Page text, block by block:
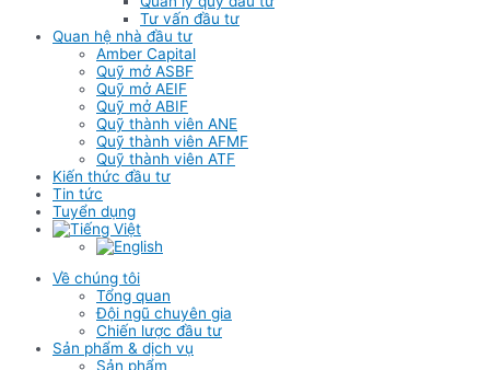
Tư vấn đầu tư
Quan hệ nhà đầu tư
Amber Capital
Quỹ mở ASBF
Quỹ mở AEIF
Quỹ mở ABIF
Quỹ thành viên ANE
Quỹ thành viên AFMF
Quỹ thành viên ATF
Kiến thức đầu tư
Tin tức
Tuyển dụng
Về chúng tôi
Tổng quan
Đội ngũ chuyên gia
Chiến lược đầu tư
Sản phẩm & dịch vụ
Sản phẩm